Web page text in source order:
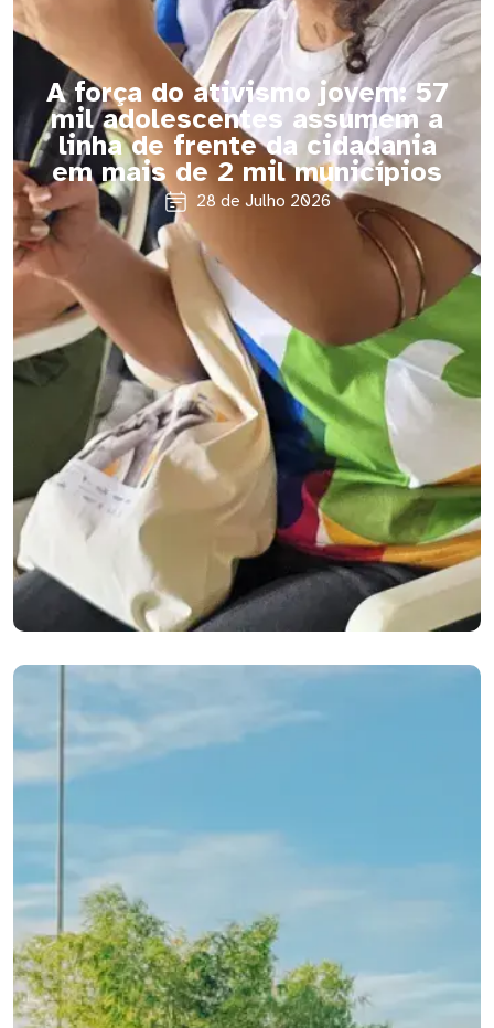
A força do ativismo jovem: 57
mil adolescentes assumem a
linha de frente da cidadania
em mais de 2 mil municípios
28 de Julho 2026